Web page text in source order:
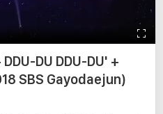
DU DDU-DU' +
SBS Gayodaejun)